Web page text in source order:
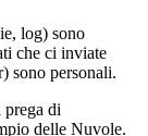
log) sono
che ci inviate
sono personali.
prega di
delle Nuvole.